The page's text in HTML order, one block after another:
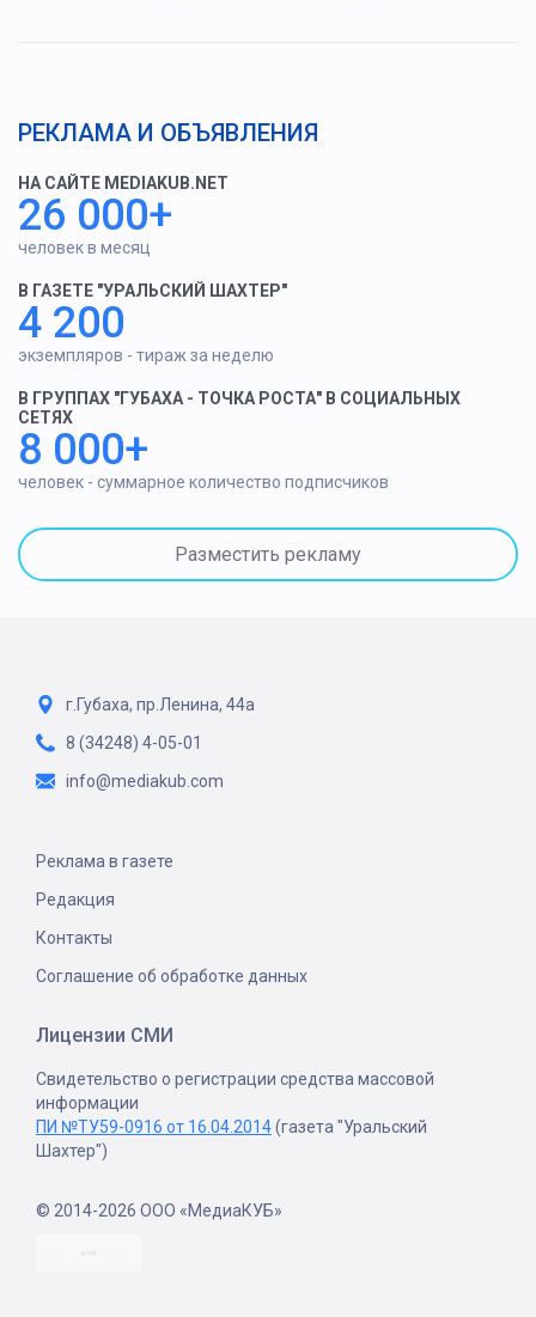
РЕКЛАМА И ОБЪЯВЛЕНИЯ
НА САЙТЕ MEDIAKUB.NET
26 000+
человек в месяц
В ГАЗЕТЕ "УРАЛЬСКИЙ ШАХТЕР"
4 200
экземпляров - тираж за неделю
В ГРУППАХ "ГУБАХА - ТОЧКА РОСТА" В СОЦИАЛЬНЫХ
СЕТЯХ
8 000+
человек - суммарное количество подписчиков
Разместить рекламу
г.Губаха, пр.Ленина, 44а
8 (34248) 4-05-01
info@mediakub.com
Реклама в газете
Редакция
Контакты
Соглашение об обработке данных
Лицензии СМИ
Свидетельство о регистрации средства массовой
информации
ПИ №ТУ59-0916 от 16.04.2014(газета "Уральский
Шахтер")
© 2014-2026 ООО «МедиаКУБ»